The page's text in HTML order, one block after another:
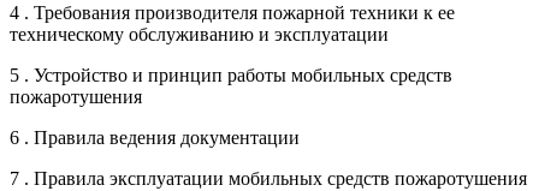
4 . Требования производителя пожарной техники к ее
техническому обслуживанию и эксплуатации
5 . Устройство и принцип работы мобильных средств
пожаротушения
6 . Правила ведения документации
7 . Правила эксплуатации мобильных средств пожаротушения